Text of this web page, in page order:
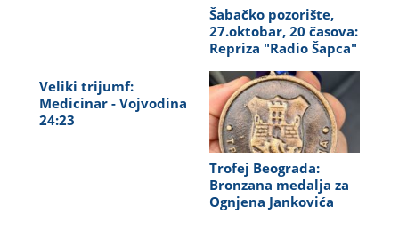
Šabačko pozorište,
27.oktobar, 20 časova:
Repriza "Radio Šapca"
Veliki trijumf:
Medicinar - Vojvodina
24:23
Trofej Beograda:
Bronzana medalja za
Ognjena Jankovića